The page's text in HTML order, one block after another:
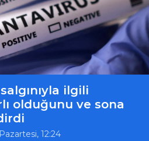
ilgili
olduğunu ve sona
12:24